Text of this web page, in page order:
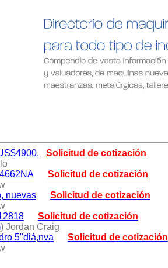
Solicitud de cotización
Solicitud de cotización
nuevas
Solicitud de cotización
Solicitud de cotización
) Jordan Craig
5"diá,nva
Solicitud de cotización